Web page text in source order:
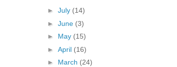
► July (14)
► June (3)
► May (15)
► April (16)
► March (24)